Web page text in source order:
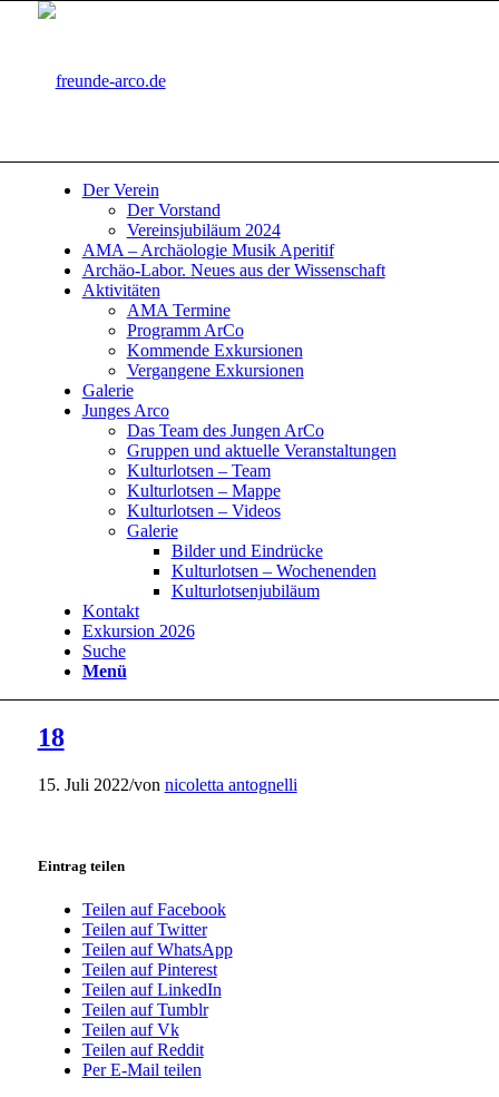
Der Verein
Der Vorstand
Vereinsjubiläum 2024
AMA – Archäologie Musik Aperitif
Archäo-Labor. Neues aus der Wissenschaft
Aktivitäten
AMA Termine
Programm ArCo
Kommende Exkursionen
Vergangene Exkursionen
Galerie
Junges Arco
Das Team des Jungen ArCo
Gruppen und aktuelle Veranstaltungen
Kulturlotsen – Team
Kulturlotsen – Mappe
Kulturlotsen – Videos
Galerie
Bilder und Eindrücke
Kulturlotsen – Wochenenden
Kulturlotsenjubiläum
Kontakt
Exkursion 2026
Suche
Menü
18
15. Juli 2022/von nicoletta antognelli
Eintrag teilen
Teilen auf Facebook
Teilen auf Twitter
Teilen auf WhatsApp
Teilen auf Pinterest
Teilen auf LinkedIn
Teilen auf Tumblr
Teilen auf Vk
Teilen auf Reddit
Per E-Mail teilen